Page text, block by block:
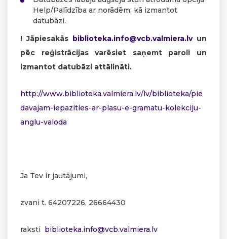
Help/Palīdzība ar norādēm, kā izmantot
datubāzi.
! Jāpiesakās
biblioteka.info@vcb.valmiera.lvun
pēc reģistrācijas varēsiet saņemt paroli un
izmantot datubāzi attālināti.
http://www.biblioteka.valmiera.lv/lv/biblioteka/pie
davajam-iepazities-ar-plasu-e-gramatu-kolekciju-
anglu-valoda
Ja Tev ir jautājumi,
zvani t. 64207226, 26664430
raksti biblioteka.info@vcb.valmiera.lv